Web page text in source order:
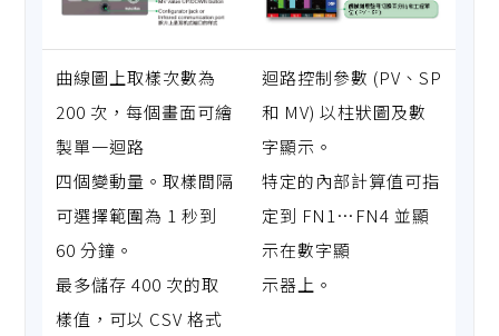
曲線圖上取樣次數為
200 次，每個畫面可繪
製單一迴路
四個變動量。取樣間隔
可選擇範圍為 1 秒到
60 分鐘。
最多儲存 400 次的取
樣值，可以 CSV 格式
迴路控制參數 (PV、SP
和 MV) 以柱狀圖及數
字顯示。
特定的內部計算值可指
定到 FN1…FN4 並顯
示在數字顯
示器上。